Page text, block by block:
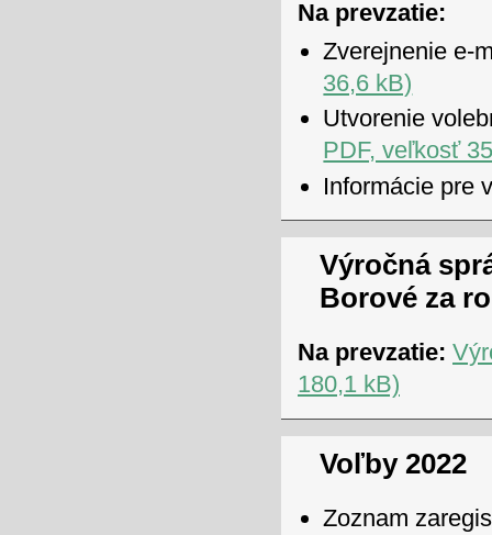
Na prevzatie:
Zverejnenie e-
36,6 kB)
Utvorenie
PDF, veľkosť
Informácie pre
Výročná
Borové za
Na prevzatie:
180,1 kB)
Voľby 2022
Zoznam